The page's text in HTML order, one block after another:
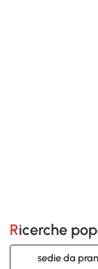
Ricerche
sedie da